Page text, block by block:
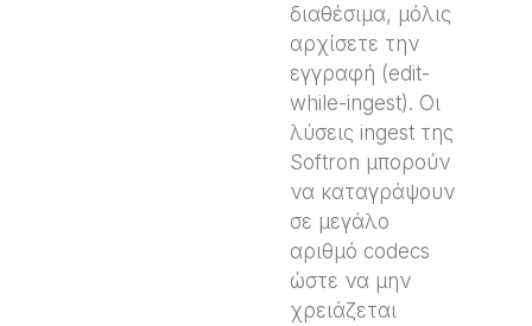
διαθέσιμα, μόλις
αρχίσετε την
εγγραφή (edit-
while-ingest). Οι
λύσεις ingest της
Softron μπορούν
να καταγράψουν
σε μεγάλο
αριθμό codecs
ώστε να μην
χρειάζεται